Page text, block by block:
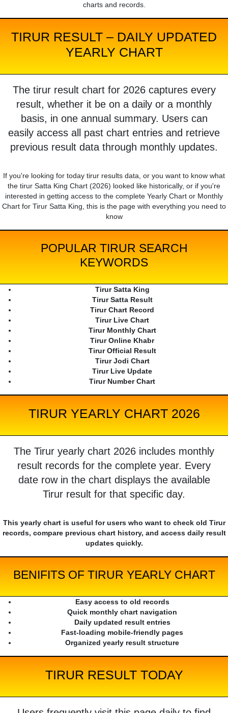
charts and records.
TIRUR RESULT – DAILY UPDATED
YEARLY CHART
The tirur result chart for 2026 captures every
result, whether it be on a daily or a monthly
basis, in one annual summary. Users can
easily access all past chart entries and retrieve
previous result data through monthly updates.
If you're looking for today tirur results data, or you want to know what
the tirur Satta King Chart (2026) looked like historically, or if you're
interested in getting access to the complete Yearly Chart or Monthly
Chart for Tirur Satta King, this is the page with everything you need to
know
POPULAR TIRUR SEARCH
KEYWORDS
Tirur Satta King
Tirur Satta Result
Tirur Chart Record
Tirur Live Chart
Tirur Monthly Chart
Tirur Online Khabr
Tirur Official Result
Tirur Jodi Chart
Tirur Live Update
Tirur Number Chart
TIRUR YEARLY CHART 2026
The Tirur yearly chart 2026 includes monthly
result records for the complete year. Every
date row in the chart displays the available
Tirur result for that specific day.
This yearly chart is useful for users who want to check old Tirur
records, compare previous chart history, and access daily result
updates quickly.
BENIFITS OF TIRUR YEARLY CHART
Easy access to old records
Quick monthly chart navigation
Daily updated result entries
Fast-loading mobile-friendly pages
Organized yearly result structure
TIRUR RESULT TODAY